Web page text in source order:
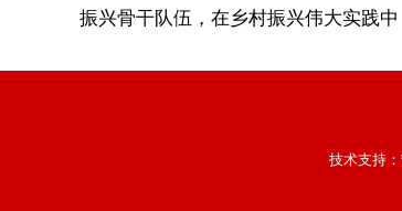
振兴骨干队伍，在乡村振兴伟大实践中
技术支持：